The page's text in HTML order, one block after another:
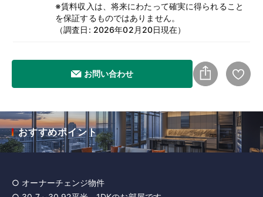
※賃料収入は、将来にわたって確実に得られること
を保証するものではありません。
（調査日: 2026年02月20日現在）
お問い合わせ
おすすめポイント
○ オーナーチェンジ物件